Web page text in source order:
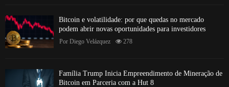
Bitcoin e volatilidade: por que quedas no mercado
podem abrir novas oportunidades para investidores
Por Diego Velázquez 278
Família Trump Inicia Empreendimento de Mineração de
Bitcoin em Parceria com a Hut 8